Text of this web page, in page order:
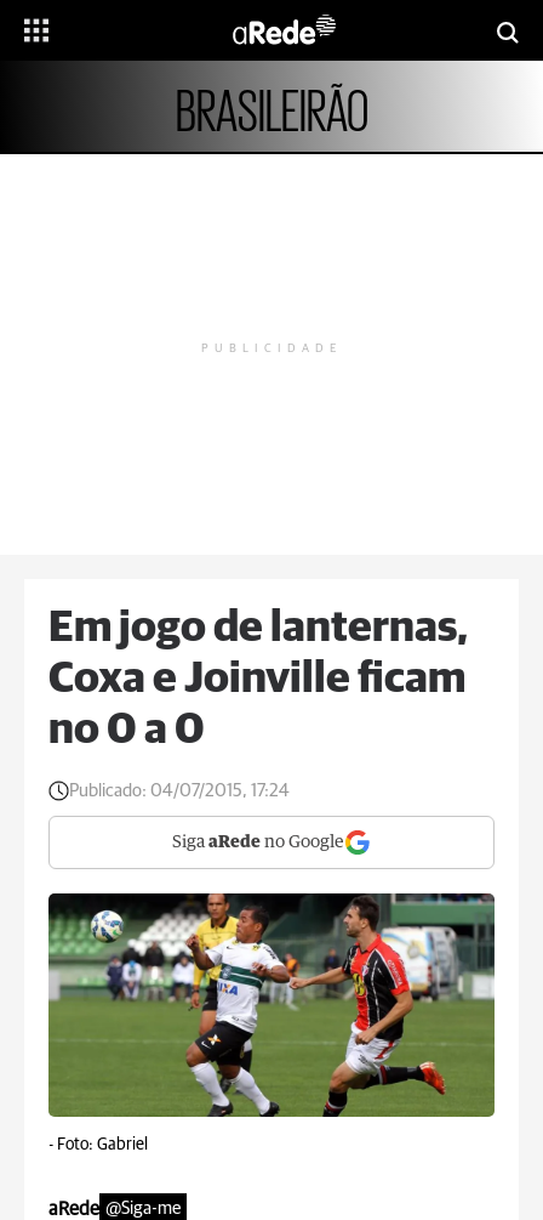
BRASILEIRÃO
PUBLICIDADE
Em jogo de lanternas,
Coxa e Joinville ficam
no 0 a 0
Publicado: 04/07/2015, 17:24
Siga aRede no Google
- Foto: Gabriel
aRede @Siga-me